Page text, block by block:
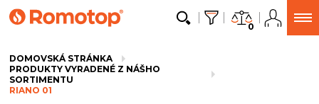
0
DOMOVSKÁ STRÁNKA
PRODUKTY VYRADENÉ Z NÁŠHO
SORTIMENTU
RIANO 01